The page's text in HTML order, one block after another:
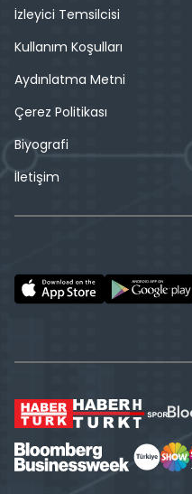
İzleyici Temsilcisi
Kullanım Koşulları
Aydınlatma Metni
Çerez Politikası
Biyografi
İletişim